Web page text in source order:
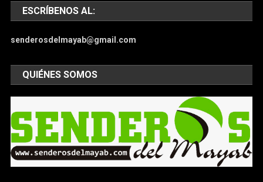
ESCRÍBENOS AL:
senderosdelmayab@gmail.com
QUIÉNES SOMOS